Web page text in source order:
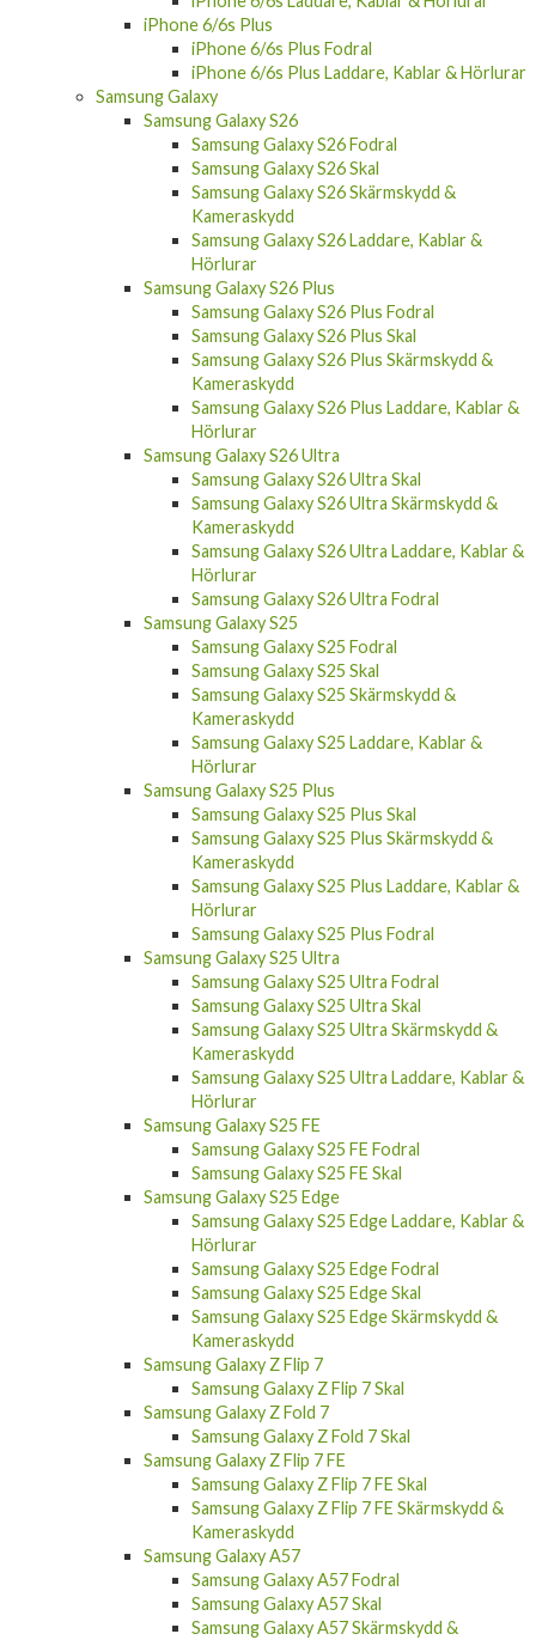
iPhone 6/6s Plus
iPhone 6/6s Plus Fodral
iPhone 6/6s Plus Laddare, Kablar & Hörlurar
Samsung Galaxy
Samsung Galaxy S26
Samsung Galaxy S26 Fodral
Samsung Galaxy S26 Skal
Samsung Galaxy S26 Skärmskydd &
Kameraskydd
Samsung Galaxy S26 Laddare, Kablar &
Hörlurar
Samsung Galaxy S26 Plus
Samsung Galaxy S26 Plus Fodral
Samsung Galaxy S26 Plus Skal
Samsung Galaxy S26 Plus Skärmskydd &
Kameraskydd
Samsung Galaxy S26 Plus Laddare, Kablar &
Hörlurar
Samsung Galaxy S26 Ultra
Samsung Galaxy S26 Ultra Skal
Samsung Galaxy S26 Ultra Skärmskydd &
Kameraskydd
Samsung Galaxy S26 Ultra Laddare, Kablar &
Hörlurar
Samsung Galaxy S26 Ultra Fodral
Samsung Galaxy S25
Samsung Galaxy S25 Fodral
Samsung Galaxy S25 Skal
Samsung Galaxy S25 Skärmskydd &
Kameraskydd
Samsung Galaxy S25 Laddare, Kablar &
Hörlurar
Samsung Galaxy S25 Plus
Samsung Galaxy S25 Plus Skal
Samsung Galaxy S25 Plus Skärmskydd &
Kameraskydd
Samsung Galaxy S25 Plus Laddare, Kablar &
Hörlurar
Samsung Galaxy S25 Plus Fodral
Samsung Galaxy S25 Ultra
Samsung Galaxy S25 Ultra Fodral
Samsung Galaxy S25 Ultra Skal
Samsung Galaxy S25 Ultra Skärmskydd &
Kameraskydd
Samsung Galaxy S25 Ultra Laddare, Kablar &
Hörlurar
Samsung Galaxy S25 FE
Samsung Galaxy S25 FE Fodral
Samsung Galaxy S25 FE Skal
Samsung Galaxy S25 Edge
Samsung Galaxy S25 Edge Laddare, Kablar &
Hörlurar
Samsung Galaxy S25 Edge Fodral
Samsung Galaxy S25 Edge Skal
Samsung Galaxy S25 Edge Skärmskydd &
Kameraskydd
Samsung Galaxy Z Flip 7
Samsung Galaxy Z Flip 7 Skal
Samsung Galaxy Z Fold 7
Samsung Galaxy Z Fold 7 Skal
Samsung Galaxy Z Flip 7 FE
Samsung Galaxy Z Flip 7 FE Skal
Samsung Galaxy Z Flip 7 FE Skärmskydd &
Kameraskydd
Samsung Galaxy A57
Samsung Galaxy A57 Fodral
Samsung Galaxy A57 Skal
Samsung Galaxy A57 Skärmskydd &